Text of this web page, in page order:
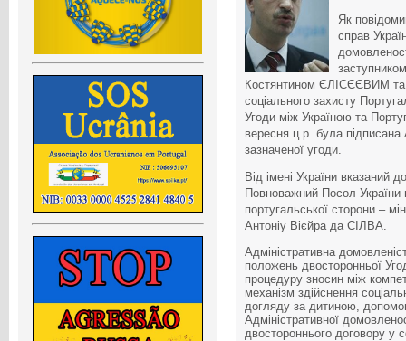
Як
справ
Костянтином ЄЛІСЄЄВИМ та
соціального захисту
Угоди між Україною та
вересня ц.р. була підписана
зазначеної угоди.
Від імені України вказаний
Повноважний Посол
португальської сторони –
Антоніу Вієйра да СІЛВА.
Адміністративна
положень двосторонньої
процедуру зносин між
механізм здійснення
догляду за дитиною,
Адміністративної
двостороннього договору у